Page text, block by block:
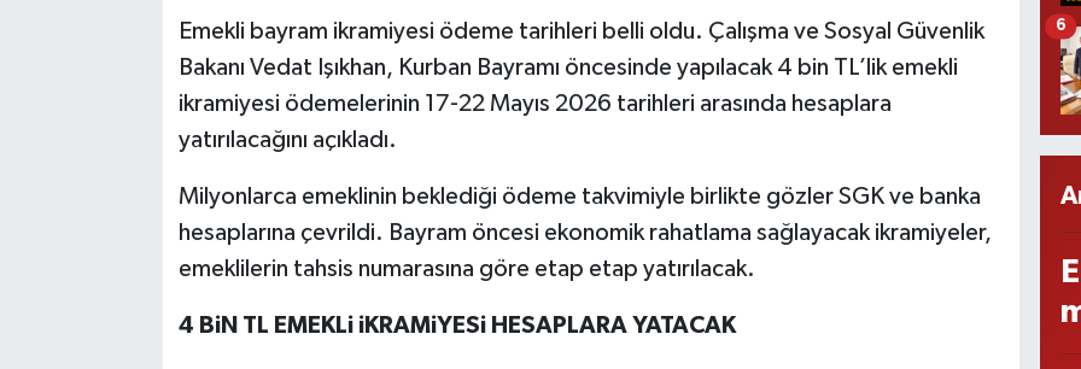
Emekli bayram ikramiyesi ödeme tarihleri belli oldu. Çalışma ve Sosyal Güvenlik
Bakanı Vedat Işıkhan, Kurban Bayramı öncesinde yapılacak 4 bin TL’lik emekli
ikramiyesi ödemelerinin 17-22 Mayıs 2026 tarihleri arasında hesaplara
yatırılacağını açıkladı.
Milyonlarca emeklinin beklediği ödeme takvimiyle birlikte gözler SGK ve banka
hesaplarına çevrildi. Bayram öncesi ekonomik rahatlama sağlayacak ikramiyeler,
emeklilerin tahsis numarasına göre etap etap yatırılacak.
4 BiN TL EMEKLi iKRAMiYESi HESAPLARA YATACAK
6
KÜLTÜR SANAT